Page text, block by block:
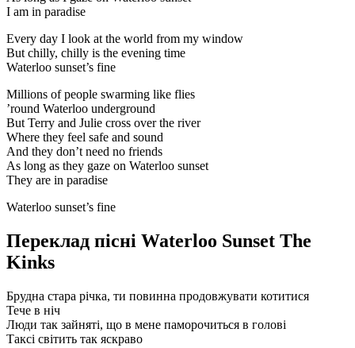
I am in paradise
Every day I look at the world from my window
But chilly, chilly is the evening time
Waterloo sunset’s fine
Millions of people swarming like flies
’round Waterloo underground
But Terry and Julie cross over the river
Where they feel safe and sound
And they don’t need no friends
As long as they gaze on Waterloo sunset
They are in paradise
Waterloo sunset’s fine
Переклад пісні Waterloo Sunset The
Kinks
Брудна стара річка, ти повинна продовжувати котитися
Тече в ніч
Люди так зайняті, що в мене паморочиться в голові
Таксі світить так яскраво